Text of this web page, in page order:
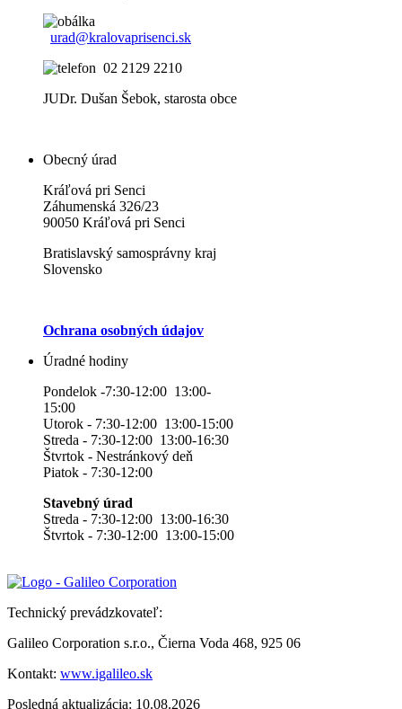
urad@kralovaprisenci.sk
02 2129 2210
JUDr. Dušan Šebok, starosta obce
Obecný úrad
Kráľová pri Senci
Záhumenská 326/23
90050 Kráľová pri Senci
Bratislavský samosprávny kraj
Slovensko
Ochrana osobných údajov
Úradné hodiny
Pondelok -7:30-12:00 13:00-
15:00
Utorok - 7:30-12:00 13:00-15:00
Streda - 7:30-12:00 13:00-16:30
Štvrtok - Nestránkový deň
Piatok - 7:30-12:00
Stavebný úrad
Streda - 7:30-12:00 13:00-16:30
Štvrtok - 7:30-12:00 13:00-15:00
Technický prevádzkovateľ:
Galileo Corporation s.r.o., Čierna Voda 468, 925 06
Kontakt: www.igalileo.sk
Posledná aktualizácia: 10.08.2026